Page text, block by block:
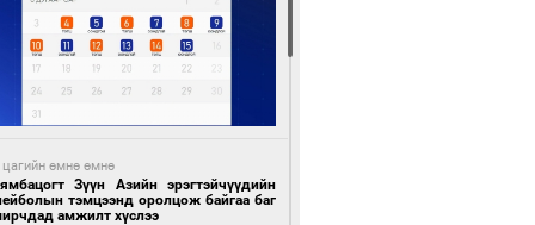
цагийн өмнө өмнө
Зүүн Азийн эрэгтэйчүүдийн
тэмцээнд оролцож байгаа баг
амжилт хүслээ